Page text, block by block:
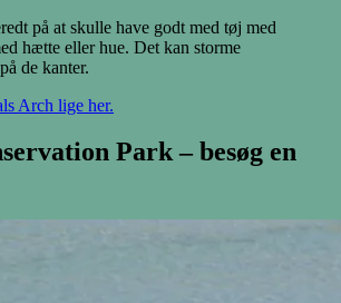
på at skulle have godt med tøj med
hætte eller hue. Det kan storme
de kanter.
Arch lige her.
Park – besøg en